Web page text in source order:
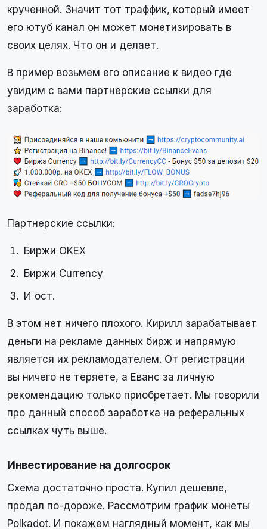
крученной. Значит тот траффик, который имеет
его ютуб канал он может монетизировать в
своих целях. Что он и делает.
В пример возьмем его описание к видео где
увидим с вами партнерские ссылки для
заработка:
Партнерские ссылки:
Биржи OKEX
Биржи Currency
И ост.
В этом нет ничего плохого. Кирилл зарабатывает
деньги на рекламе данных бирж и напрямую
является их рекламодателем. От регистрации
вы ничего не теряете, а Еванс за личную
рекомендацию только приобретает. Мы говорили
про данный способ заработка на реферальных
ссылках чуть выше.
Инвестирование на долгосрок
Схема достаточно проста. Купил дешевле,
продал по-дороже. Рассмотрим график монеты
Polkadot. И покажем наглядный момент, как мы